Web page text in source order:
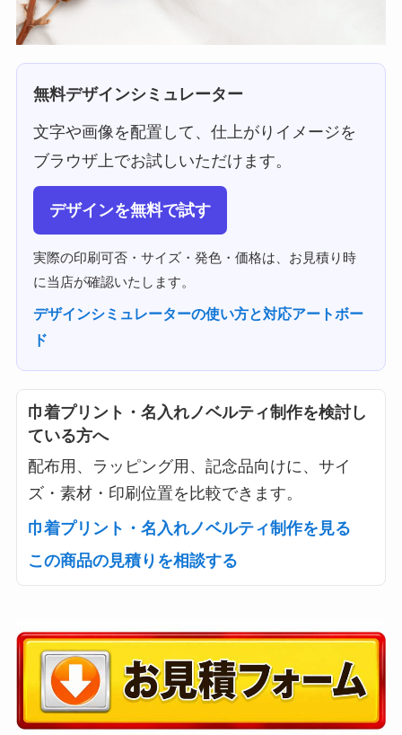
無料デザインシミュレーター
文字や画像を配置して、仕上がりイメージを
ブラウザ上でお試しいただけます。
デザインを無料で試す
実際の印刷可否・サイズ・発色・価格は、お見積り時
に当店が確認いたします。
デザインシミュレーターの使い方と対応アートボー
ド
巾着プリント・名入れノベルティ制作を検討し
ている方へ
配布用、ラッピング用、記念品向けに、サイ
ズ・素材・印刷位置を比較できます。
巾着プリント・名入れノベルティ制作を見る
この商品の見積りを相談する